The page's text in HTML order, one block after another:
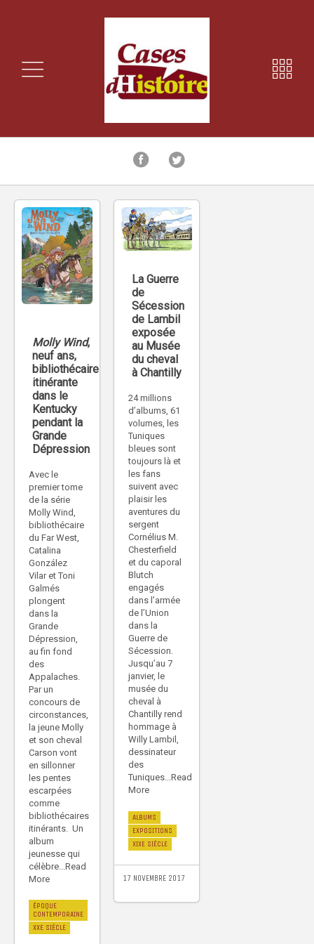
Molly Wind,
neuf ans,
bibliothécaire
itinérante
dans le
Kentucky
pendant la
Grande
Dépression
Avec le
premier tome
de la série
Molly Wind,
bibliothécaire
du Far West,
Catalina
González
Vilar et Toni
Galmés
plongent
dans la
Grande
Dépression,
au fin fond
des
Appalaches.
Par un
concours de
circonstances,
la jeune Molly
et son cheval
Carson vont
en sillonner
les pentes
escarpées
comme
bibliothécaires
itinérants. Un
album
jeunesse qui
célèbre...Read
More
ÉPOQUE
CONTEMPORAINE
XXE SIÈCLE
La Guerre
de
Sécession
de Lambil
exposée
au Musée
du cheval
à Chantilly
24 millions
d’albums, 61
volumes, les
Tuniques
bleues sont
toujours là et
les fans
suivent avec
plaisir les
aventures du
sergent
Cornélius M.
Chesterfield
et du caporal
Blutch
engagés
dans l’armée
de l’Union
dans la
Guerre de
Sécession.
Jusqu’au 7
janvier, le
musée du
cheval à
Chantilly rend
hommage à
Willy Lambil,
dessinateur
des
Tuniques...Read
More
ALBUMS
EXPOSITIONS
XIXE SIÈCLE
17 NOVEMBRE 2017